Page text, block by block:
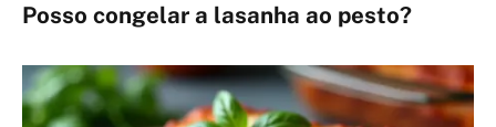
Posso congelar a lasanha ao pesto?